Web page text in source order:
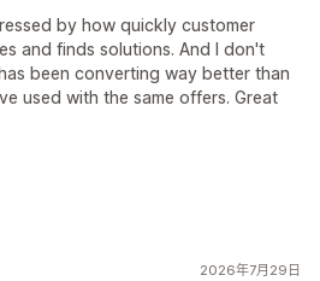
by how quickly customer
and finds solutions. And I don't
been converting way better than
used with the same offers. Great
2026年7月29日